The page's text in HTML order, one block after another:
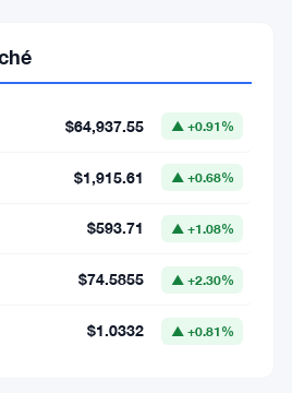
$64,937.55 ▲ +0.91%
$1,915.61 ▲ +0.68%
$593.71 ▲ +1.08%
$74.5855 ▲ +2.30%
$1.0332 ▲ +0.81%